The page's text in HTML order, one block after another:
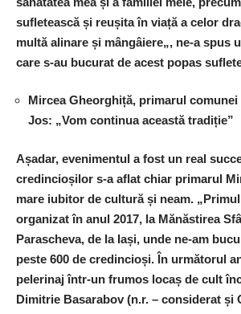
sufletească și reușita în viață a celor
multă alinare și mângâiere„, ne-a spus
care s-au bucurat de acest popas
Mircea Gheorghiță, primarul
Jos: „Vom continua această tradiție”
Așadar, evenimentul a fost un real
credincioșilor s-a aflat chiar primarul
mare iubitor de cultură și neam. „
organizat în anul 2017, la Mănăstirea
Parascheva, de la Iași, unde ne-am
peste 600 de credincioși. În următorul
pelerinaj într-un frumos locaș de cult
Dimitrie Basarabov (n.r. – considerat și